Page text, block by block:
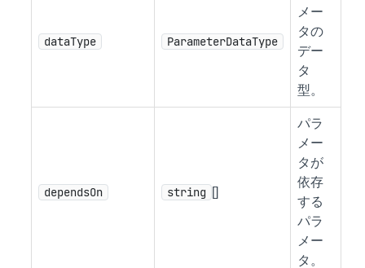
dataType ParameterDataType
メー
タの
デー
タ
型。
dependsOn string []
パラ
メー
タが
依存
する
パラ
メー
タ。